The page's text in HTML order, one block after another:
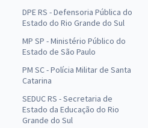
DPE RS - Defensoria Pública do
Estado do Rio Grande do Sul
MP SP - Ministério Público do
Estado de São Paulo
PM SC - Polícia Militar de Santa
Catarina
SEDUC RS - Secretaria de
Estado da Educação do Rio
Grande do Sul